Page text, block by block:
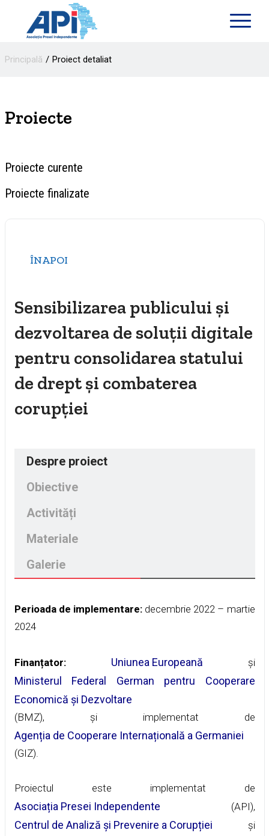
Principală Proiect detaliat
Proiecte
Proiecte curente
Proiecte finalizate
ÎNAPOI
Sensibilizarea publicului și
dezvoltarea de soluții digitale
pentru consolidarea statului
de drept și combaterea
corupției
Despre proiect
Obiective
Activități
Materiale
Galerie
Perioada de implementare: decembrie 2022 – martie
2024
Finanțator: Uniunea Europeană și
Ministerul Federal German pentru Cooperare
Economică și Dezvoltare
(BMZ), și implementat de
Agenția de Cooperare Internațională a Germaniei
(GIZ).
Proiectul este implementat de
Asociația Presei Independente (API),
Centrul de Analiză și Prevenire a Corupției și